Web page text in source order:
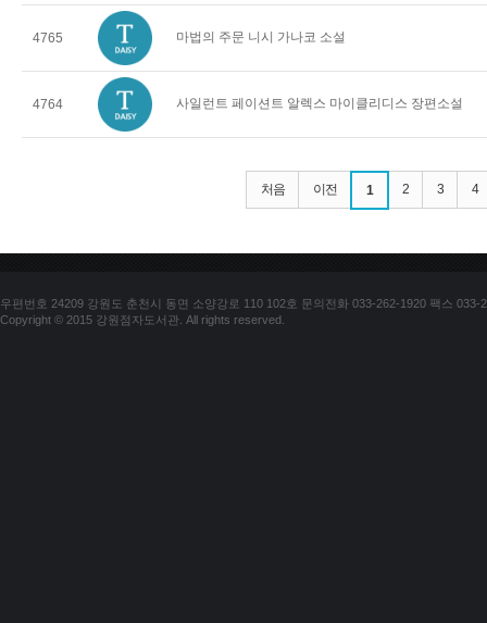
4765 마법의 주문 니시 가나코 소설
4764 사일런트 페이션트 알렉스 마이클리디스 장편소설
처음 이전 1 2 3 4
우편번호 24209 강원도 춘천시 동면 소양강로 110 102호 문의전화 033-262-1920 팩스 033-
Copyright © 2015 강원점자도서관. All rights reserved.